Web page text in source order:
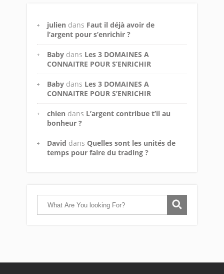
julien dans Faut il déjà avoir de
l’argent pour s’enrichir ?
Baby dans Les 3 DOMAINES A
CONNAITRE POUR S’ENRICHIR
Baby dans Les 3 DOMAINES A
CONNAITRE POUR S’ENRICHIR
chien dans L’argent contribue t’il au
bonheur ?
David dans Quelles sont les unités de
temps pour faire du trading ?